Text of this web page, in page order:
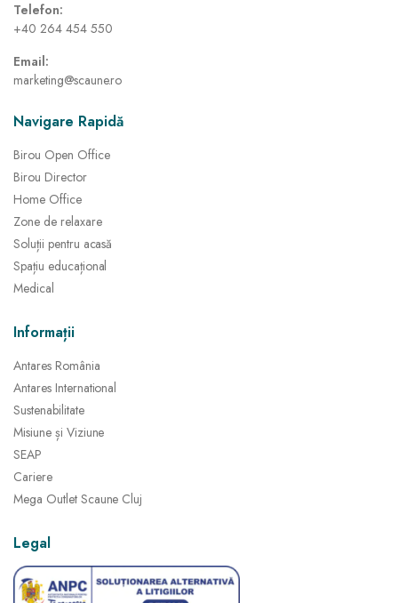
Telefon:
+40 264 454 550
Email:
marketing@scaune.ro
Navigare Rapidă
Birou Open Office
Birou Director
Home Office
Zone de relaxare
Soluții pentru acasă
Spațiu educațional
Medical
Informații
Antares România
Antares International
Sustenabilitate
Misiune și Viziune
SEAP
Cariere
Mega Outlet Scaune Cluj
Legal